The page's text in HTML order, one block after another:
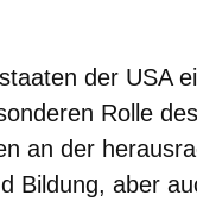
der USA
Rolle
an der
Bildung, aber